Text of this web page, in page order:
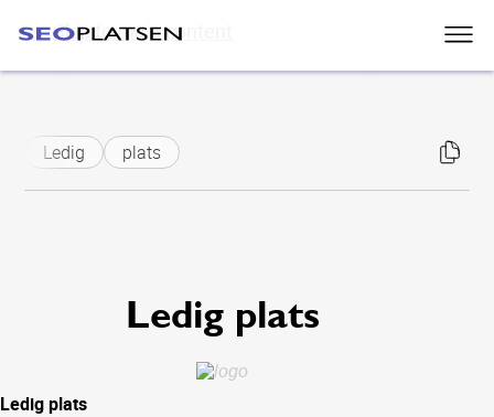
Skip to main content
Ledig plats
Ledig plats
Ledig plats